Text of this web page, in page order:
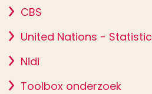
CBS
United Nations -
Nidi
Toolbox onderzoek